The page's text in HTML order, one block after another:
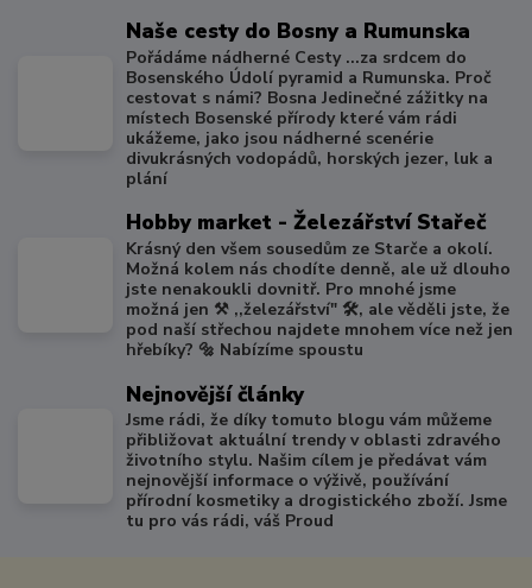
Naše cesty do Bosny a Rumunska
Pořádáme nádherné Cesty ...za srdcem do
Bosenského Údolí pyramid a Rumunska. Proč
cestovat s námi? Bosna Jedinečné zážitky na
místech Bosenské přírody které vám rádi
ukážeme, jako jsou nádherné scenérie
divukrásných vodopádů, horských jezer, luk a
plání
Hobby market - Železářství Stařeč
Krásný den všem sousedům ze Starče a okolí.
Možná kolem nás chodíte denně, ale už dlouho
jste nenakoukli dovnitř. Pro mnohé jsme
možná jen ⚒️ ,,železářství" 🛠️, ale věděli jste, že
pod naší střechou najdete mnohem více než jen
hřebíky? 🔩 Nabízíme spoustu
Nejnovější články
Jsme rádi, že díky tomuto blogu vám můžeme
přibližovat aktuální trendy v oblasti zdravého
životního stylu. Našim cílem je předávat vám
nejnovější informace o výživě, používání
přírodní kosmetiky a drogistického zboží. Jsme
tu pro vás rádi, váš Proud